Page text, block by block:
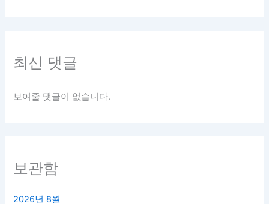
최신 댓글
보여줄 댓글이 없습니다.
보관함
2026년 8월